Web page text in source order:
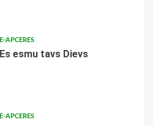
E-APCERES
Es esmu tavs Dievs
E-APCERES